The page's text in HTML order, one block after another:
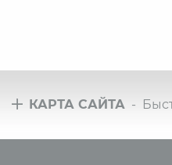
КАРТА САЙТА -